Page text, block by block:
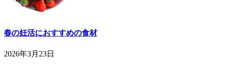
春の妊活におすすめの食材
2026年3月23日